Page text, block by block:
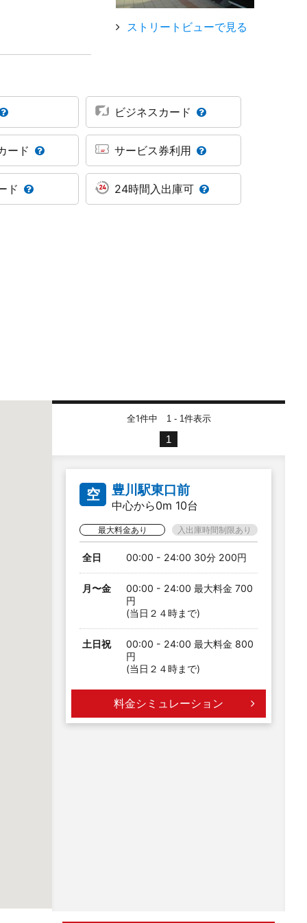
ストリートビューで見る
ビジネスカード
ード サービス券利用
ド 24時間入出庫可
全1件中 1 - 1 件表示
1
空 豊川駅東口前
中心から0m 10台
最大料金あり 入出庫時間制限あり
全日 00:00 - 24:00 30分 200円
月〜金
00:00 - 24:00 最大料金 700
円
(当日２４時まで)
土日祝
00:00 - 24:00 最大料金 800
円
(当日２４時まで)
料金シミュレーション